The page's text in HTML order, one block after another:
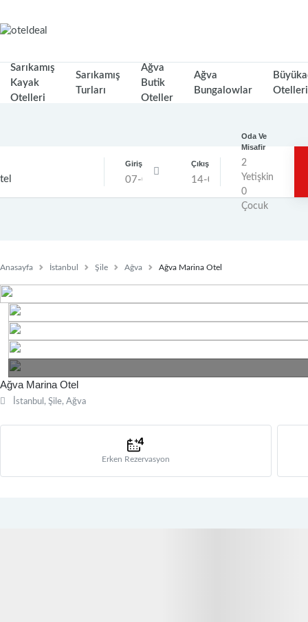
Sarıkamış
Kayak
Otelleri
Sarıkamış
Turları
Ağva
Butik
Oteller
Ağva
Bungalowlar
Otelleri
Giriş Çıkış
Oda Ve
Misafir
2
Yetişkin
0
Çocuk
Anasayfa İstanbul Şile Ağva Ağva Marina Otel
Ağva Marina Otel
İstanbul, Şile, Ağva
Erken Rezervasyon